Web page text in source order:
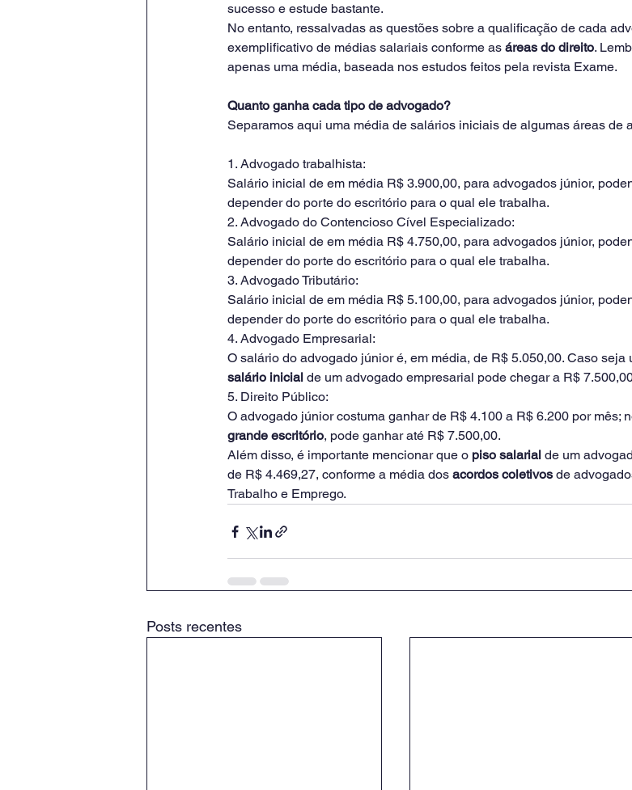
sucesso e estude bastante.
No entanto, ressalvadas as questões sobre a qualificação de cada
exemplificativo de médias salariais conforme as áreas do direito.
apenas uma média, baseada nos estudos feitos pela revista Exame.
Quanto ganha cada tipo de advogado?
Separamos aqui uma média de salários iniciais de algumas áreas de
1. Advogado trabalhista:
Salário inicial de em média R$ 3.900,00, para advogados júnior,
depender do porte do escritório para o qual ele trabalha.
2. Advogado do Contencioso Cível Especializado:
Salário inicial de em média R$ 4.750,00, para advogados júnior,
depender do porte do escritório para o qual ele trabalha.
3. Advogado Tributário:
Salário inicial de em média R$ 5.100,00, para advogados júnior,
depender do porte do escritório para o qual ele trabalha.
4. Advogado Empresarial:
O salário do advogado júnior é, em média, de R$ 5.050,00. Caso
salário inicial de um advogado empresarial pode chegar a R$
5. Direito Público:
O advogado júnior costuma ganhar de R$ 4.100 a R$ 6.200 por mês;
grande escritório, pode ganhar até R$ 7.500,00.
Além disso, é importante mencionar que o piso salarial de um
de R$ 4.469,27, conforme a média dos acordos coletivos de
Trabalho e Emprego.
Posts recentes